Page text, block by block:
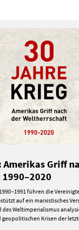
Amerikas Griff
führen die
auf ein marxistisches
des Weltimperialismus
Krisen der